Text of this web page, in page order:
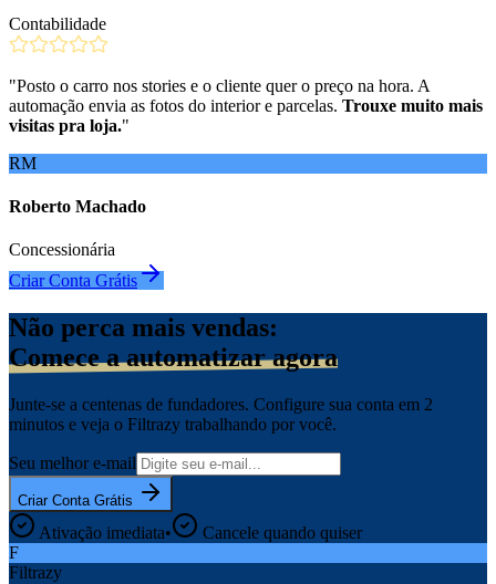
Contabilidade
"Posto o carro nos stories e o cliente quer o preço na hora. A
automação envia as fotos do interior e parcelas. Trouxe muito mais
visitas pra loja."
RM
Roberto Machado
Concessionária
Criar Conta Grátis
Não perca mais vendas:
Comece a automatizar agora
Junte-se a centenas de fundadores. Configure sua conta em 2
minutos e veja o Filtrazy trabalhando por você.
Seu melhor e-mail
Criar Conta Grátis
Ativação imediata•
Cancele quando quiser
F
Filtrazy